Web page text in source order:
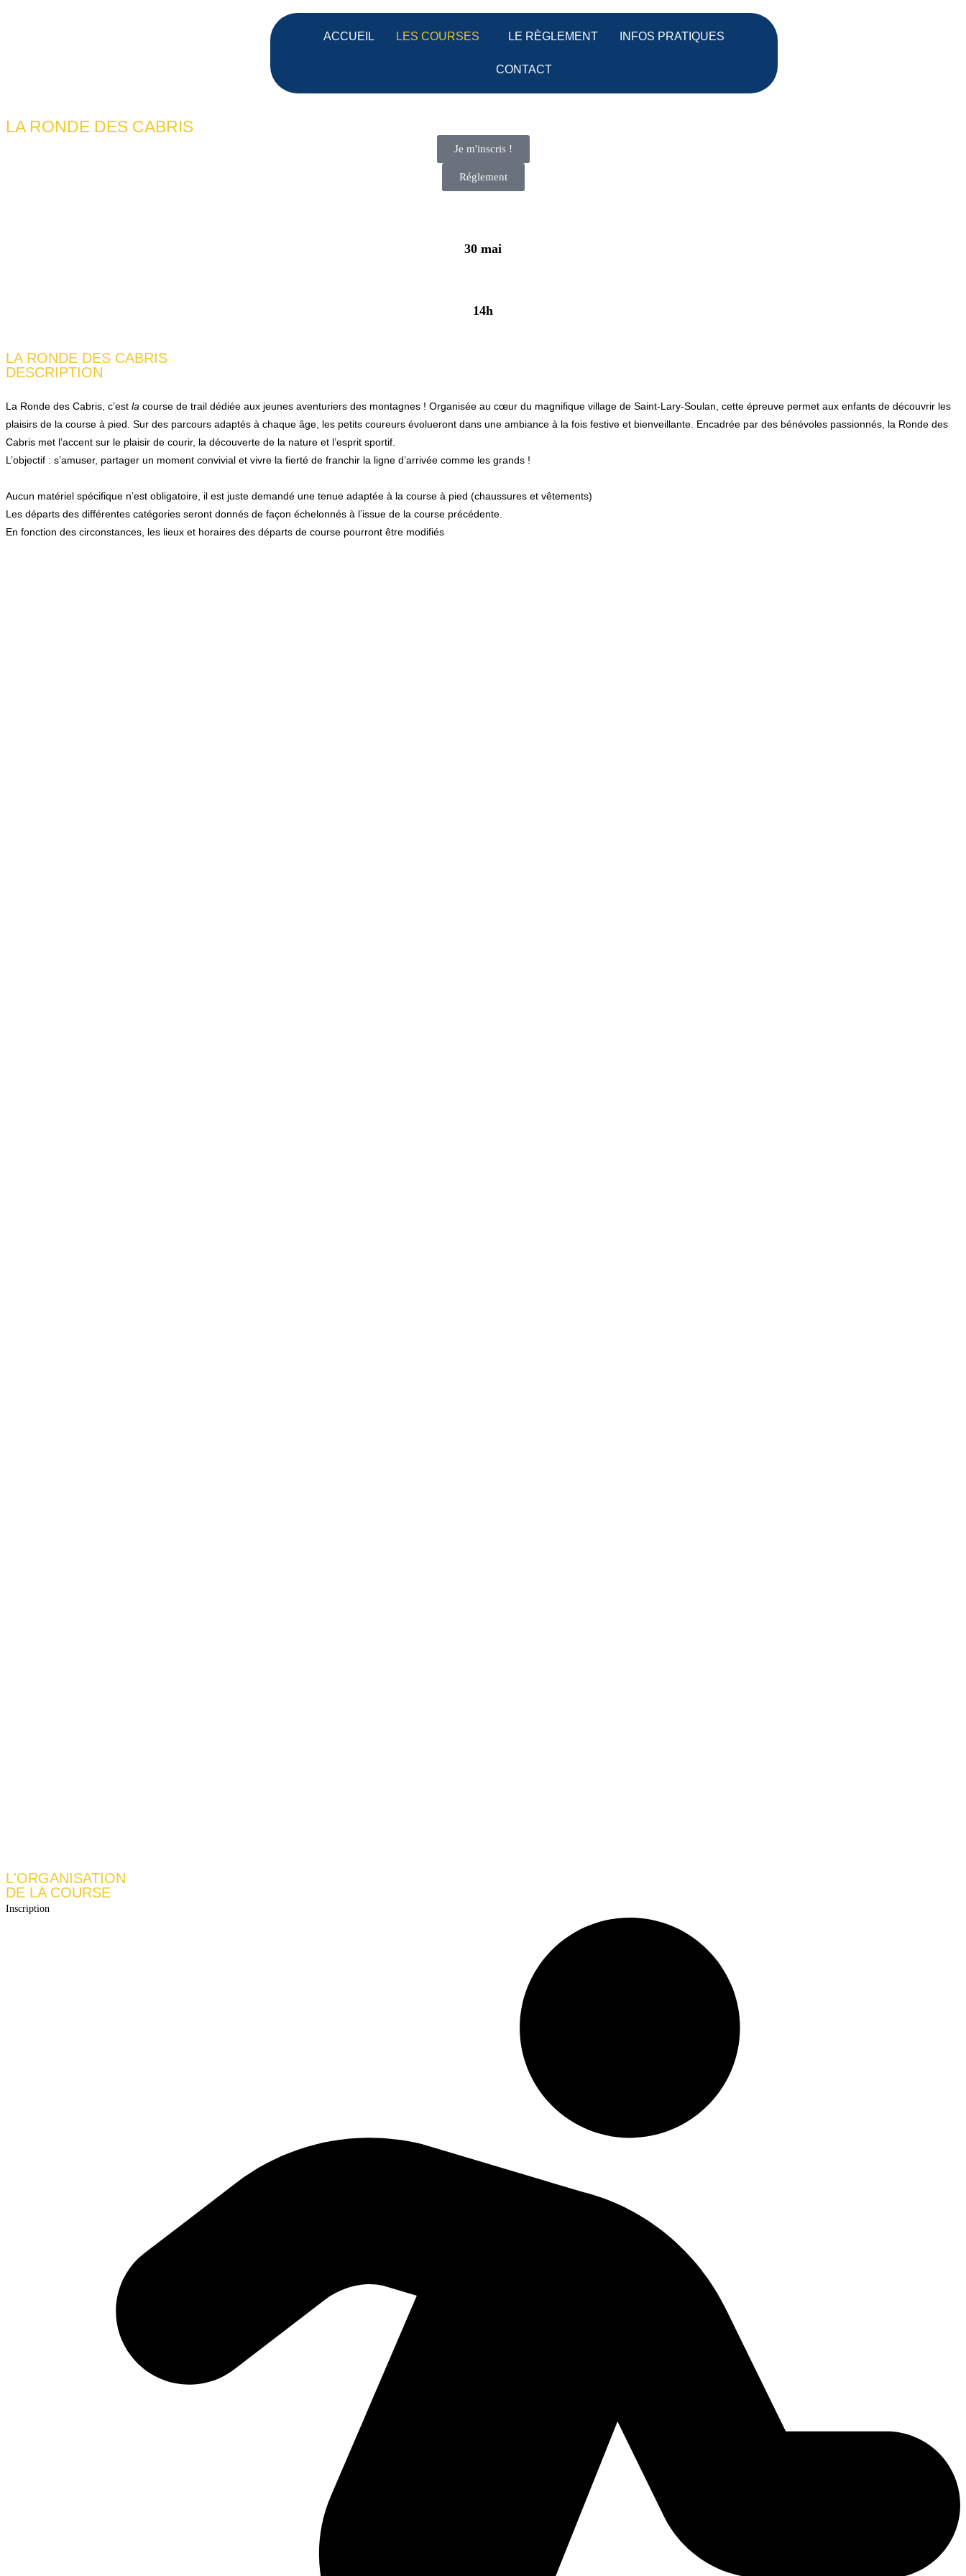
ACCUEIL LES COURSES LE RÈGLEMENT INFOS PRATIQUES
CONTACT
LA RONDE DES CABRIS
Je m'inscris !
Réglement
30 mai
14h
LA RONDE DES CABRIS
DESCRIPTION
La Ronde des Cabris, c’est la course de trail dédiée aux jeunes aventuriers des montagnes ! Organisée au cœur du magnifique village de Saint-Lary-Soulan, cette épreuve permet aux enfants de découvrir les
plaisirs de la course à pied. Sur des parcours adaptés à chaque âge, les petits coureurs évolueront dans une ambiance à la fois festive et bienveillante. Encadrée par des bénévoles passionnés, la Ronde des
Cabris met l’accent sur le plaisir de courir, la découverte de la nature et l’esprit sportif.
L’objectif : s’amuser, partager un moment convivial et vivre la fierté de franchir la ligne d’arrivée comme les grands !
Aucun matériel spécifique n’est obligatoire, il est juste demandé une tenue adaptée à la course à pied (chaussures et vêtements)
Les départs des différentes catégories seront donnés de façon échelonnés à l’issue de la course précédente.
En fonction des circonstances, les lieux et horaires des départs de course pourront être modifiés
L'ORGANISATION
DE LA COURSE
Inscription